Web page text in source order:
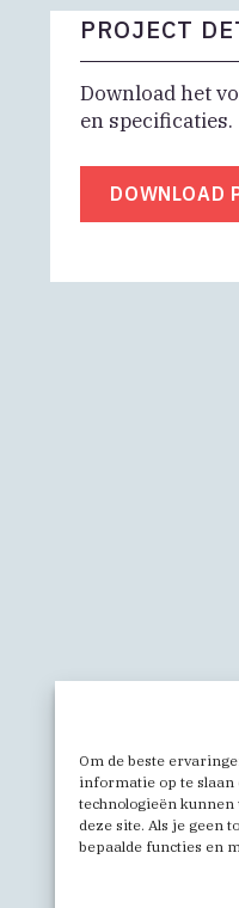
Om de beste
informatie op te slaan
technologieën kunnen
deze site. Als je geen
bepaalde functies en
PROJECT
Download het
en specificaties.
DOWNLOAD